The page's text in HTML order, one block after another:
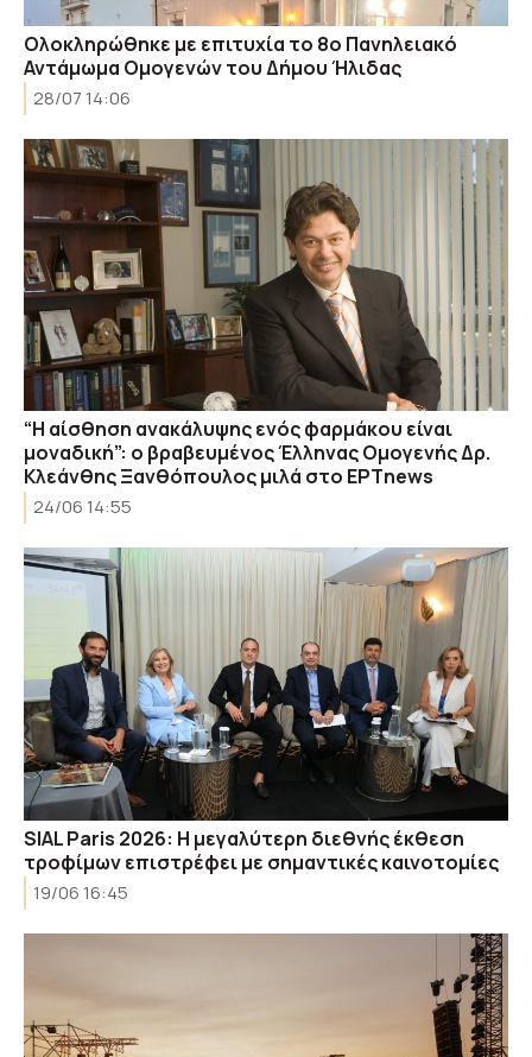
Ολοκληρώθηκε με επιτυχία το 8ο Πανηλειακό
Αντάμωμα Ομογενών του Δήμου Ήλιδας
28/07 14:06
“Η αίσθηση ανακάλυψης ενός φαρμάκου είναι
μοναδική”: ο βραβευμένος Έλληνας Ομογενής Δρ.
Κλεάνθης Ξανθόπουλος μιλά στο ΕΡΤnews
24/06 14:55
SIAL Paris 2026: Η μεγαλύτερη διεθνής έκθεση
τροφίμων επιστρέφει με σημαντικές καινοτομίες
19/06 16:45